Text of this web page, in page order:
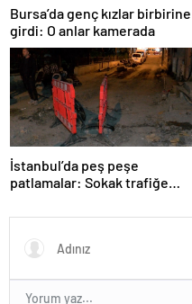
Bursa’da genç kızlar birbirine
girdi: O anlar kamerada
İstanbul’da peş peşe
patlamalar: Sokak trafiğe